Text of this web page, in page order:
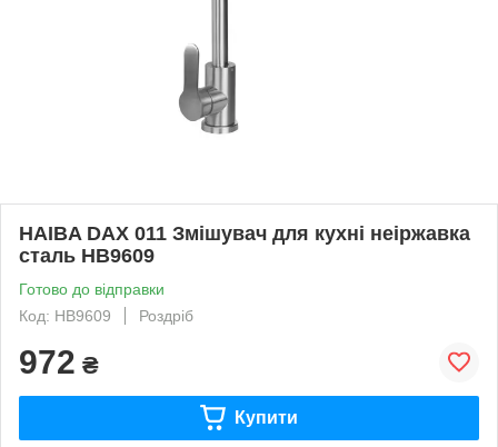
HAIBA DAX 011 Змішувач для кухні неіржавка
сталь HB9609
Готово до відправки
Код: HB9609
Роздріб
972 ₴
Купити